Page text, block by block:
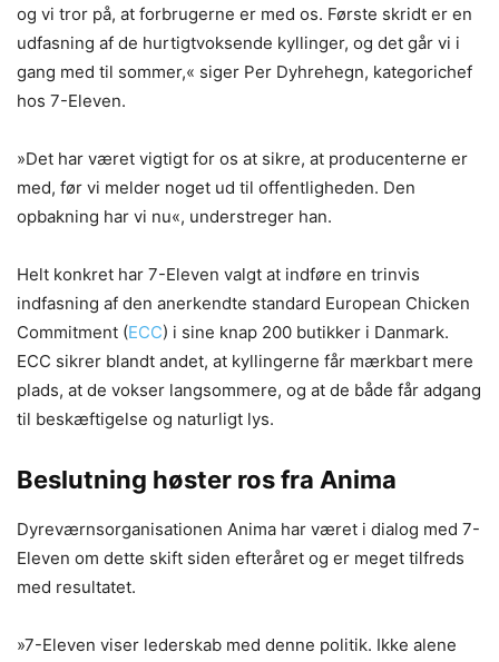
og vi tror på, at forbrugerne er med os. Første skridt er en
udfasning af de hurtigtvoksende kyllinger, og det går vi i
gang med til sommer,« siger Per Dyhrehegn, kategorichef
hos 7-Eleven.
»Det har været vigtigt for os at sikre, at producenterne er
med, før vi melder noget ud til offentligheden. Den
opbakning har vi nu«, understreger han.
Helt konkret har 7-Eleven valgt at indføre en trinvis
indfasning af den anerkendte standard European Chicken
Commitment (ECC) i sine knap 200 butikker i Danmark.
ECC sikrer blandt andet, at kyllingerne får mærkbart mere
plads, at de vokser langsommere, og at de både får adgang
til beskæftigelse og naturligt lys.
Beslutning høster ros fra Anima
Dyreværnsorganisationen Anima har været i dialog med 7-
Eleven om dette skift siden efteråret og er meget tilfreds
med resultatet.
»7-Eleven viser lederskab med denne politik. Ikke alene